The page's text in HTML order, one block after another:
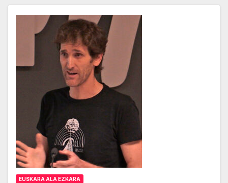
EUSKARA ALA EZKARA